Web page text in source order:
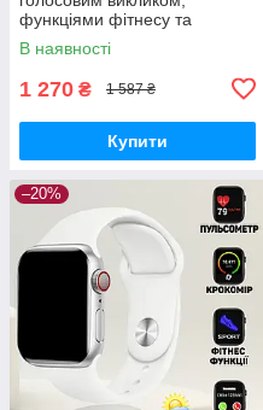
функціями фітнесу та
здоров'я, з можливістю
бездротового заряджання
В наявності
1 270 ₴ 1 587 ₴
Купити
–20%